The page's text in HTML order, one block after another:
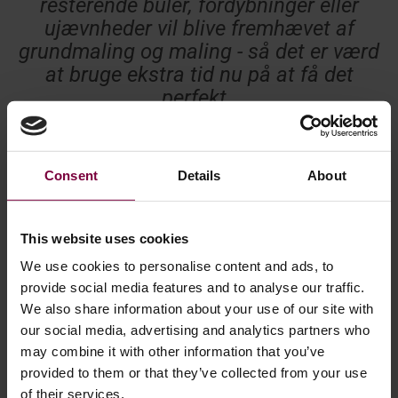
Consent Details About
This website uses cookies
We use cookies to personalise content and ads, to
provide social media features and to analyse our traffic.
We also share information about your use of our site with
our social media, advertising and analytics partners who
may combine it with other information that you’ve
provided to them or that they’ve collected from your use
of their services.
resterende buler, fordybninger eller
ujævnheder vil blive fremhævet af
grundmaling og maling - så det er værd
at bruge ekstra tid nu på at få det
perfekt.